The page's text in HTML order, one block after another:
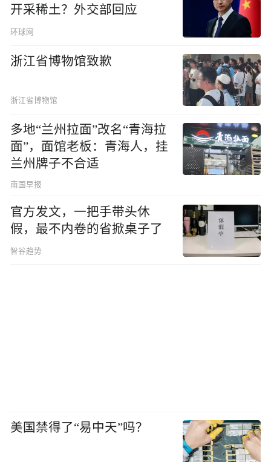
开采稀土？外交部回应
环球网
浙江省博物馆致歉
浙江省博物馆
多地“兰州拉面”改名“青海拉
面”，面馆老板：青海人，挂
兰州牌子不合适
南国早报
官方发文，一把手带头休
假，最不内卷的省掀桌子了
智谷趋势
美国禁得了“易中天”吗？